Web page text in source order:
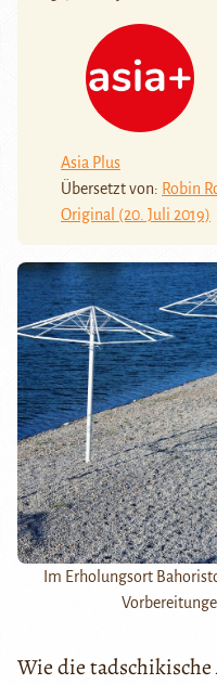
Asia Plus
Übersetzt von: Robin
Original (20. Juli 2019)
Im Erholungsort
Wie die